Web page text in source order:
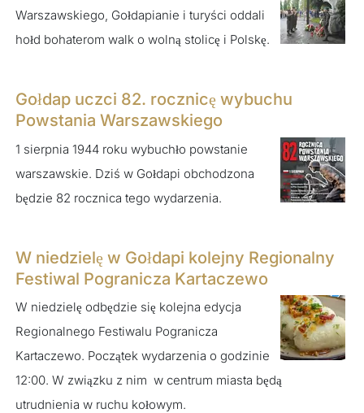
Warszawskiego, Gołdapianie i turyści oddali
hołd bohaterom walk o wolną stolicę i Polskę.
Gołdap uczci 82. rocznicę wybuchu
Powstania Warszawskiego
1 sierpnia 1944 roku wybuchło powstanie
warszawskie. Dziś w Gołdapi obchodzona
będzie 82 rocznica tego wydarzenia.
W niedzielę w Gołdapi kolejny Regionalny
Festiwal Pogranicza Kartaczewo
W niedzielę odbędzie się kolejna edycja
Regionalnego Festiwalu Pogranicza
Kartaczewo. Początek wydarzenia o godzinie
12:00. W związku z nim w centrum miasta będą
utrudnienia w ruchu kołowym.